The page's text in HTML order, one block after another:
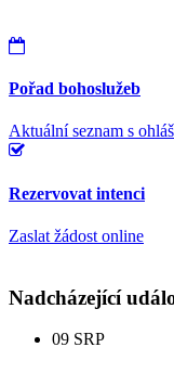
Pořad bohoslužeb
Aktuální seznam s
Rezervovat intenci
Zaslat žádost online
Nadcházející
09 SRP